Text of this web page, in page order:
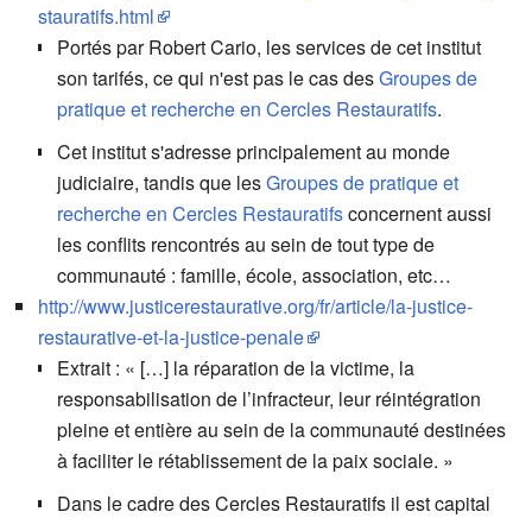
stauratifs.html
Portés par Robert Cario, les services de cet institut
son tarifés, ce qui n'est pas le cas desGroupes de
pratique et recherche en Cercles Restauratifs.
Cet institut s'adresse principalement au monde
judiciaire, tandis que lesGroupes de pratique et
recherche en Cercles Restauratifsconcernent aussi
les conflits rencontrés au sein de tout type de
communauté : famille, école, association, etc…
http://www.justicerestaurative.org/fr/article/la-justice-
restaurative-et-la-justice-penale
Extrait : « […] la réparation de la victime, la
responsabilisation de l’infracteur, leur réintégration
pleine et entière au sein de la communauté destinées
à faciliter le rétablissement de la paix sociale. »
Dans le cadre des Cercles Restauratifs il est capital